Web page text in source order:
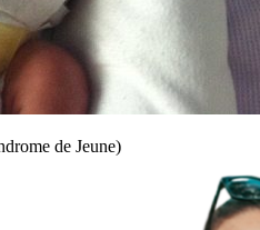
de Jeune)